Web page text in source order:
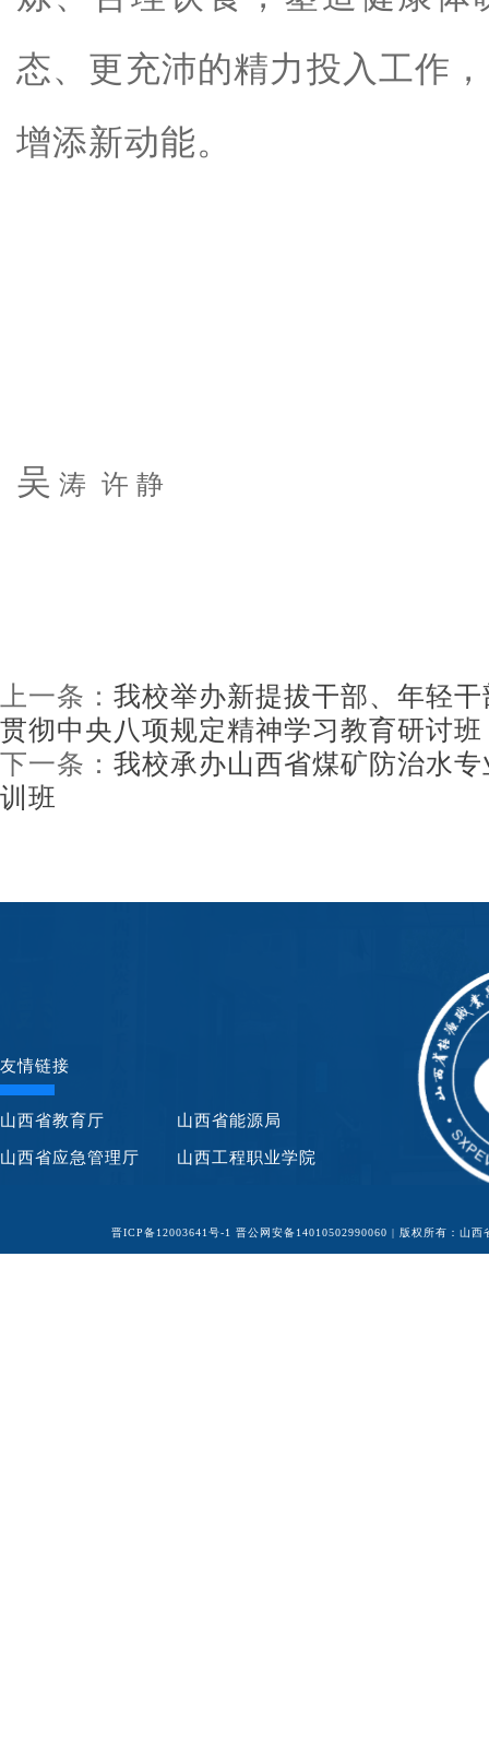
态、更充沛的精力投入工作
增添新动能。
吴 涛 许 静
上一条： 我校举办新提拔干部、年轻
贯彻中央八项规定精神学习教育研讨班
下一条： 我校承办山西省煤矿防治水
训班
友情链接
山西省教育厅 山西省能源局
山西省应急管理厅 山西工程职业学院
晋ICP备12003641号-1 晋公网安备14010502990060 | 版权所有：山西